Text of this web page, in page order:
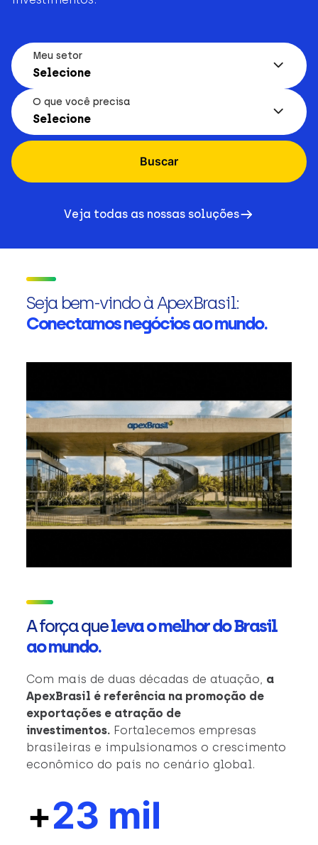
Meu setor
Selecione
O que você precisa
Selecione
Buscar
Veja todas as nossas soluções
Seja bem-vindo à ApexBrasil:
Conectamos negócios ao mundo.
A força queleva o melhor do Brasil
ao mundo.
Com mais de duas décadas de atuação, a
ApexBrasil é referência na promoção de
exportações e atração de
investimentos. Fortalecemos empresas
brasileiras e impulsionamos o crescimento
econômico do país no cenário global.
+23 mil